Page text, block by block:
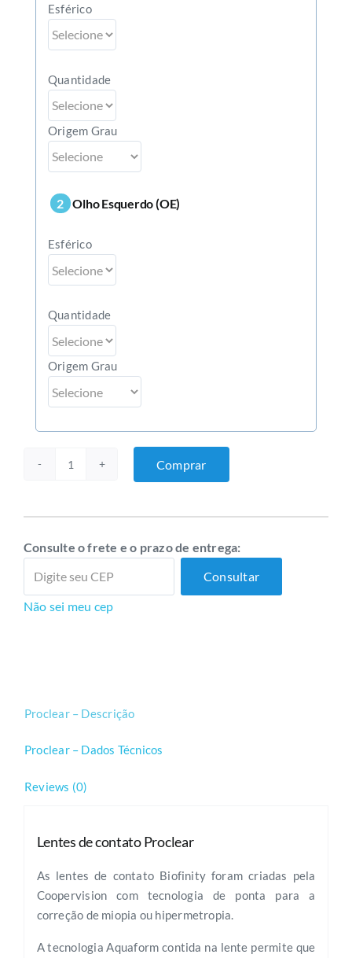
Esférico
Quantidade
Origem Grau
2 Olho Esquerdo (OE)
Esférico
Quantidade
Origem Grau
Lentes
quantidade
Comprar
Consulte o frete e o prazo de entrega:
Consultar
Não sei meu cep
Proclear – Descrição
Proclear – Dados Técnicos
Reviews (0)
Lentes de contato Proclear
As lentes de contato Biofinity foram criadas pela
Coopervision com tecnologia de ponta para a
correção de miopia ou hipermetropia.
A tecnologia Aquaform contida na lente permite que